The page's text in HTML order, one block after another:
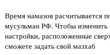
Время намазов расчитывается
мусульман РФ. Чтобы изменить
настройки, расположенные
сможете задать свой мазхаб